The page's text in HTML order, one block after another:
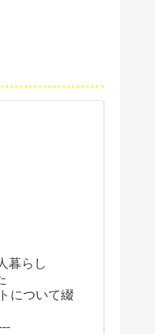
暮らし
について綴